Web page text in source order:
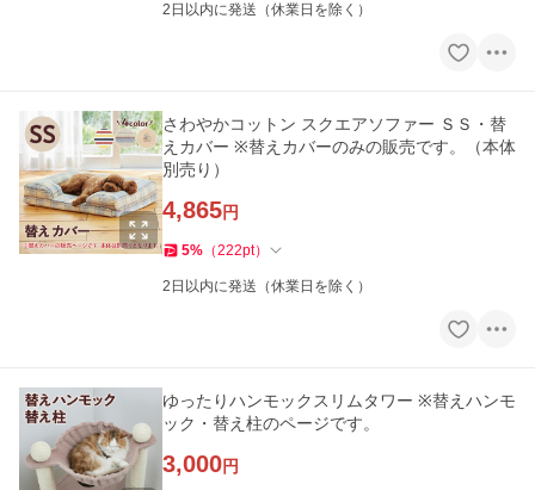
2日以内に発送（休業日を除く）
さわやかコットン スクエアソファー ＳＳ・替
えカバー ※替えカバーのみの販売です。（本体
別売り）
4,865円
5% （222pt）
2日以内に発送（休業日を除く）
ゆったりハンモックスリムタワー ※替えハンモ
ック・替え柱のページです。
3,000円